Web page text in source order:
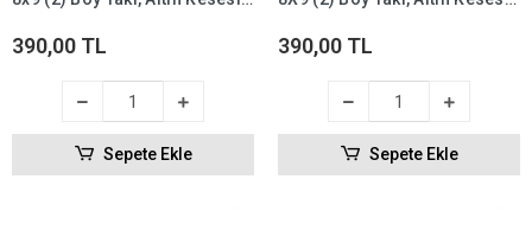
390,00 TL
Sepete Ekle
390,00 TL
Sepete Ekle